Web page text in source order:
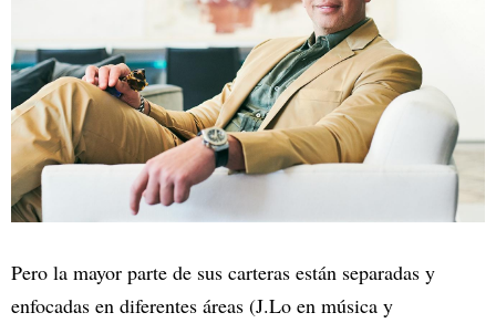
Pero la mayor parte de sus carteras están separadas y
enfocadas en diferentes áreas (J.Lo en música y